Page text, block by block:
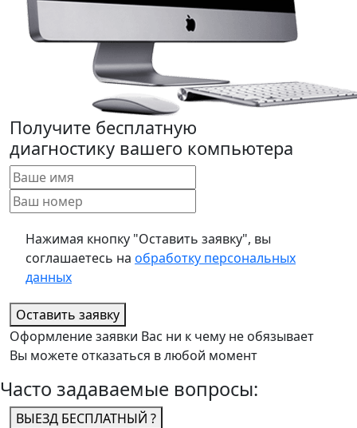
Получите бесплатную
диагностику вашего компьютера
Нажимая кнопку "Оставить заявку", вы
соглашаетесь на обработку персональных
данных
Оставить заявку
Оформление заявки Вас ни к чему не обязывает
Вы можете отказаться в любой момент
Часто задаваемые вопросы:
ВЫЕЗД БЕСПЛАТНЫЙ ?